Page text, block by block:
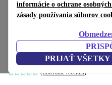
informácie o ochrane
zásady používania súborov
PRIJAŤ VŠETKY
Domov Bábätká a deti Hračky
Small Foot
nástroj
modrá
(Zbieranie recenzií)